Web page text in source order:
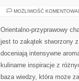
MOŻLIWOŚĆ
Orientalno-przyprawowy
jest to zakątek stworzony
doceniają intensywne
kulinarne inspiracje z
baza wiedzy, która może